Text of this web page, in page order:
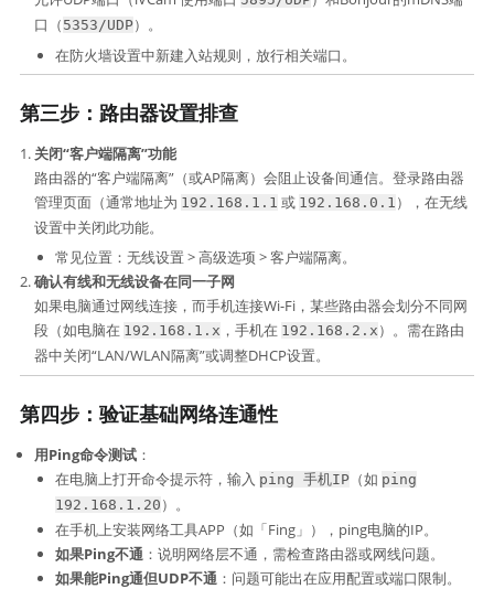
口（ 5353/UDP）。
在防火墙设置中新建入站规则，放行相关端口。
第三步：路由器设置排查
关闭“客户端隔离”功能
路由器的“客户端隔离”（或AP隔离）会阻止设备间通信。登录路由器
管理页面（通常地址为 192.168.1.1 或 192.168.0.1 ），在无线
设置中关闭此功能。
常见位置：无线设置 > 高级选项 > 客户端隔离。
确认有线和无线设备在同一子网
如果电脑通过网线连接，而手机连接Wi-Fi，某些路由器会划分不同网
段（如电脑在 192.168.1.x ，手机在 192.168.2.x ）。需在路由
器中关闭“LAN/WLAN隔离”或调整DHCP设置。
第四步：验证基础网络连通性
用Ping命令测试：
在电脑上打开命令提示符，输入 ping 手机IP （如 ping
192.168.1.20 ）。
在手机上安装网络工具APP（如「Fing」），ping电脑的IP。
如果Ping不通 ：说明网络层不通，需检查路由器或网线问题。
如果能Ping通但UDP不通 ：问题可能出在应用配置或端口限制。